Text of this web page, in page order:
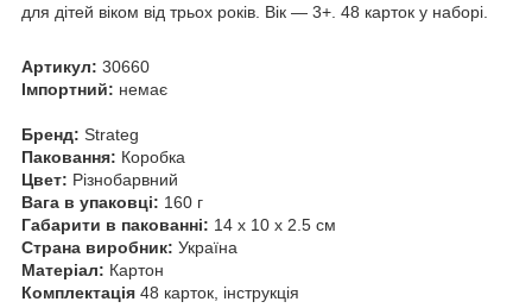
для дітей віком від трьох років. Вік — 3+. 48 карток у наборі.
Артикул: 30660
Імпортний: немає
Бренд: Strateg
Паковання: Коробка
Цвет: Різнобарвний
Вага в упаковці: 160 г
Габарити в пакованні: 14 x 10 x 2.5 см
Страна виробник: Україна
Матеріал: Картон
Комплектація 48 карток, інструкція